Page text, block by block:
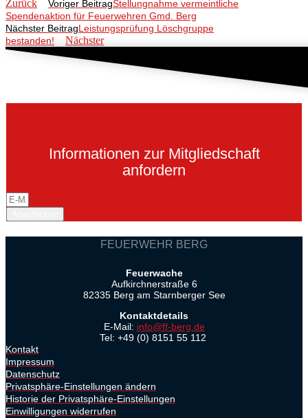
Zurück Voriger BeitragStellungnahme vermeintliche
Spendenaktion für Feuerwehren Gmd. Berg
Nächster BeitragLeistungsprüfung Löschgruppe
bestanden!
Nächster
Informationen zur Mitgliedschaft
anfordern
FEUERWEHR BERG
Feuerwache
Aufkirchnerstraße 6
82335 Berg am Starnberger See
Kontaktdetails
E-Mail: info@ff-berg.de
Tel: +49 (0) 8151 55 112
Kontakt
Impressum
Datenschutz
Privatsphäre-Einstellungen ändern
Historie der Privatsphäre-Einstellungen
Einwilligungen widerrufen